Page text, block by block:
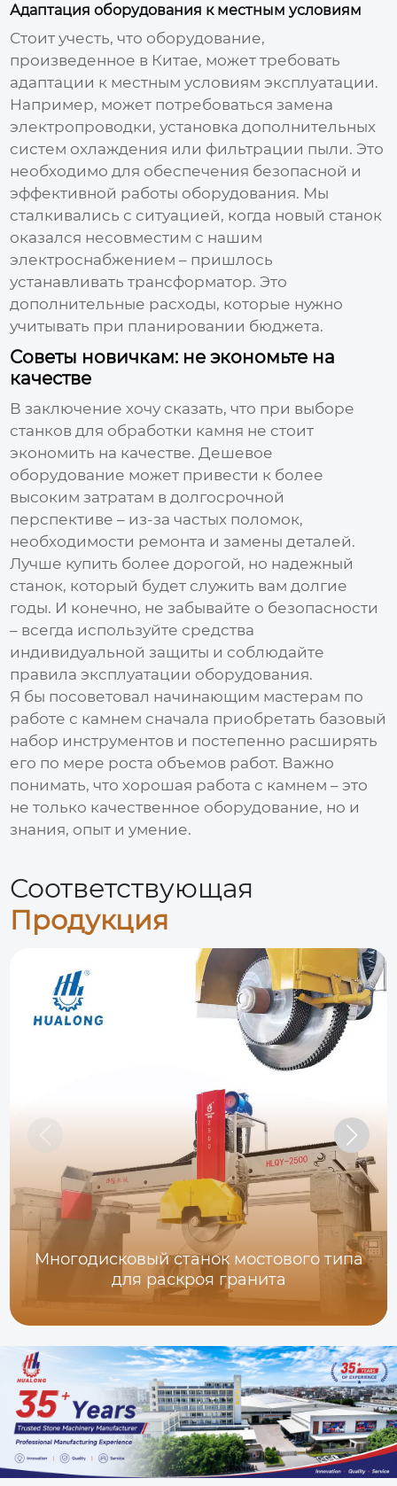
Адаптация оборудования к местным условиям
Стоит учесть, что оборудование,
произведенное в Китае, может требовать
адаптации к местным условиям эксплуатации.
Например, может потребоваться замена
электропроводки, установка дополнительных
систем охлаждения или фильтрации пыли. Это
необходимо для обеспечения безопасной и
эффективной работы оборудования. Мы
сталкивались с ситуацией, когда новый станок
оказался несовместим с нашим
электроснабжением – пришлось
устанавливать трансформатор. Это
дополнительные расходы, которые нужно
учитывать при планировании бюджета.
Советы новичкам: не экономьте на
качестве
В заключение хочу сказать, что при выборе
станков для обработки камня не стоит
экономить на качестве. Дешевое
оборудование может привести к более
высоким затратам в долгосрочной
перспективе – из-за частых поломок,
необходимости ремонта и замены деталей.
Лучше купить более дорогой, но надежный
станок, который будет служить вам долгие
годы. И конечно, не забывайте о безопасности
– всегда используйте средства
индивидуальной защиты и соблюдайте
правила эксплуатации оборудования.
Я бы посоветовал начинающим мастерам по
работе с камнем сначала приобретать базовый
набор инструментов и постепенно расширять
его по мере роста объемов работ. Важно
понимать, что хорошая работа с камнем – это
не только качественное оборудование, но и
знания, опыт и умение.
Соответствующая
Продукция
Многодисковый станок мостового типа
для раскроя гранита